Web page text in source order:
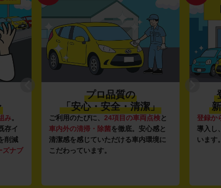
み。
存イ
削減
ズナブ
プロ品質の
「安心・安全・清潔」
ご利用のたびに、 24項目の車両点検と
車内外の清掃・除菌を徹底。安心感と
清潔感を感じていただける車内環境に
こだわっています。
登録か
導入し
います